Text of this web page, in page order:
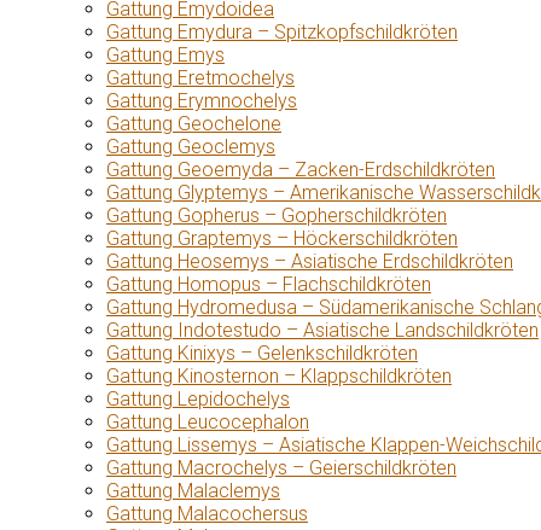
Gattung Emydoidea
Gattung Emydura – Spitzkopfschildkröten
Gattung Emys
Gattung Eretmochelys
Gattung Erymnochelys
Gattung Geochelone
Gattung Geoclemys
Gattung Geoemyda – Zacken-Erdschildkröten
Gattung Glyptemys – Amerikanische
Gattung Gopherus – Gopherschildkröten
Gattung Graptemys – Höckerschildkröten
Gattung Heosemys – Asiatische Erdschildkröten
Gattung Homopus – Flachschildkröten
Gattung Hydromedusa – Südamerikanische
Gattung Indotestudo – Asiatische Landschildkröten
Gattung Kinixys – Gelenkschildkröten
Gattung Kinosternon – Klappschildkröten
Gattung Lepidochelys
Gattung Leucocephalon
Gattung Lissemys – Asiatische Klappen-
Gattung Macrochelys – Geierschildkröten
Gattung Malaclemys
Gattung Malacochersus